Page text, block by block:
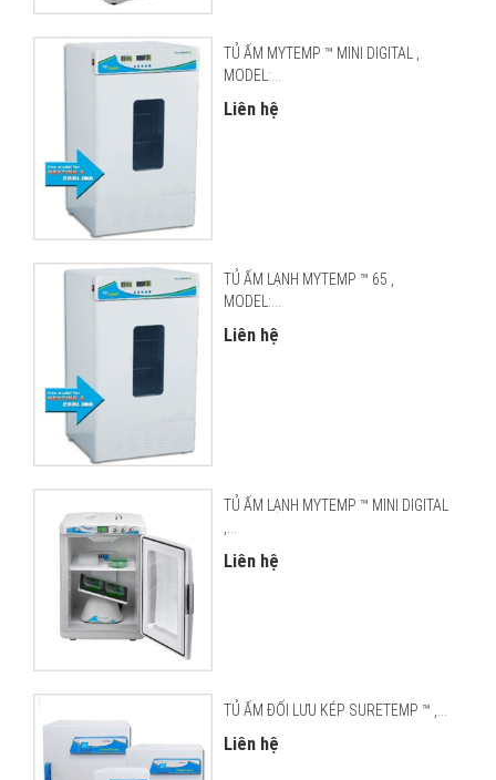
TỦ ẤM MYTEMP ™ MINI DIGITAL ,
MODEL:...
Liên hệ
TỦ ẤM LẠNH MYTEMP ™ 65 ,
MODEL:...
Liên hệ
TỦ ẤM LẠNH MYTEMP ™ MINI DIGITAL
Liên hệ
TỦ ẤM ĐỐI LƯU KÉP SURETEMP ™ ,...
Liên hệ